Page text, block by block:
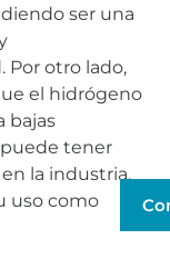
ser una
Por otro lado,
el hidrógeno
bajas
tener
la industria,
uso como